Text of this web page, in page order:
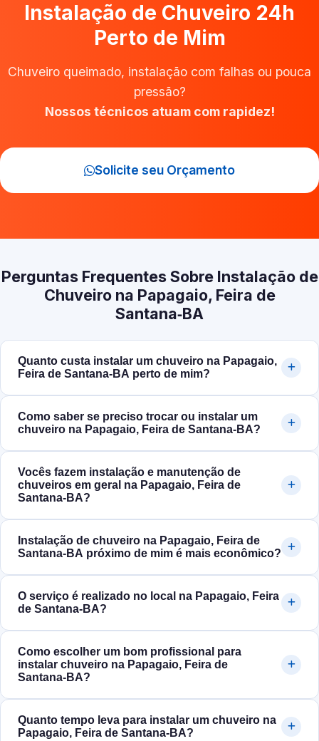
Instalação de Chuveiro 24h
Perto de Mim
Chuveiro queimado, instalação com falhas ou pouca
pressão?
Nossos técnicos atuam com rapidez!
Solicite seu Orçamento
Perguntas Frequentes Sobre Instalação de
Chuveiro na Papagaio, Feira de
Santana‑BA
Quanto custa instalar um chuveiro na Papagaio,
Feira de Santana‑BA perto de mim?
Como saber se preciso trocar ou instalar um
chuveiro na Papagaio, Feira de Santana‑BA?
Vocês fazem instalação e manutenção de
chuveiros em geral na Papagaio, Feira de
Santana‑BA?
Instalação de chuveiro na Papagaio, Feira de
Santana‑BA próximo de mim é mais econômico?
O serviço é realizado no local na Papagaio, Feira
de Santana‑BA?
Como escolher um bom profissional para
instalar chuveiro na Papagaio, Feira de
Santana‑BA?
Quanto tempo leva para instalar um chuveiro na
Papagaio, Feira de Santana‑BA?